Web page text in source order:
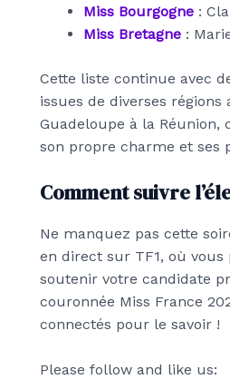
Miss Bourgogne :
Miss Bretagne :
Cette liste continue avec
issues de diverses régions
Guadeloupe à la Réunion,
son propre charme et ses
Comment suivre
Ne manquez pas cette
en direct sur TF1, où
soutenir votre candidate
couronnée Miss France
connectés pour le savoir !
Please follow and like us: